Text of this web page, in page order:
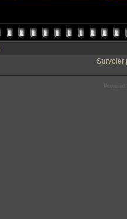
Survoler